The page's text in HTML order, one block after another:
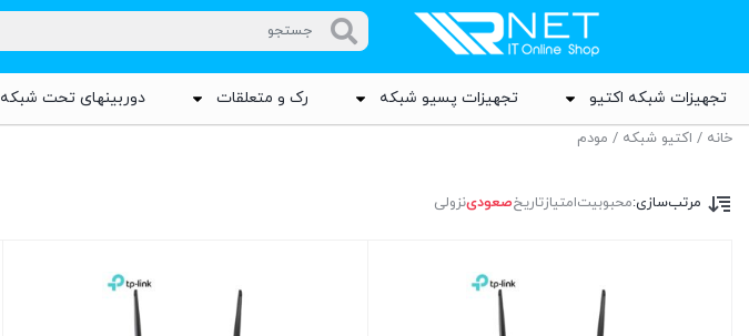
تجهیزات شبکه اکتیو تجهیزات پسیو شبکه رک و متعلقات دوربینهای تحت شبکه
خانه / اکتیو شبکه / مودم
مرتب‌سازی:محبوبیتامتیازتاریخصعودینزولی